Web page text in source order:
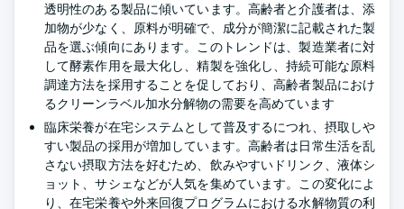
透明性のある製品に傾いています。高齢者と介護者は、添
加物が少なく、原料が明確で、成分が簡潔に記載された製
品を選ぶ傾向にあります。このトレンドは、製造業者に対
して酵素作用を最大化し、精製を強化し、持続可能な原料
調達方法を採用することを促しており、高齢者製品におけ
るクリーンラベル加水分解物の需要を高めています
臨床栄養が在宅システムとして普及するにつれ、摂取しや
すい製品の採用が増加しています。高齢者は日常生活を乱
さない摂取方法を好むため、飲みやすいドリンク、液体シ
ョット、サシェなどが人気を集めています。この変化によ
り、在宅栄養や外来回復プログラムにおける水解物質の利